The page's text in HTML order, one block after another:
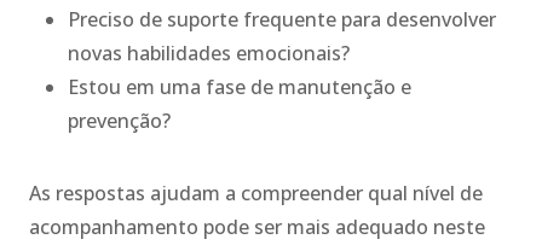
Preciso de suporte frequente para desenvolver
novas habilidades emocionais?
Estou em uma fase de manutenção e
prevenção?
As respostas ajudam a compreender qual nível de
acompanhamento pode ser mais adequado neste